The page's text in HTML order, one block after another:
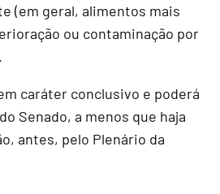
(em geral, alimentos mais
ou contaminação por
caráter conclusivo e poderá
Senado, a menos que haja
antes, pelo Plenário da